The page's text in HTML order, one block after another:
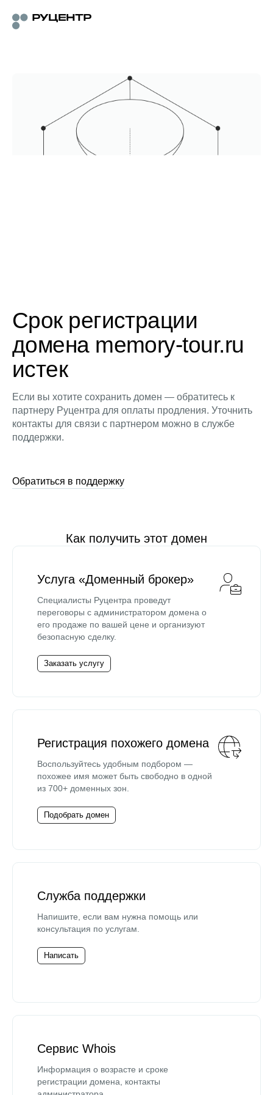
Срок регистрации
домена memory-tour.ru
истек
Если вы хотите сохранить домен — обратитесь к
партнеру Руцентра для оплаты продления. Уточнить
контакты для связи с партнером можно в службе
поддержки.
Обратиться в поддержку
Как получить этот домен
Услуга «Доменный брокер»
Специалисты Руцентра проведут
переговоры с администратором домена о
его продаже по вашей цене и организуют
безопасную сделку.
Заказать услугу
Регистрация похожего домена
Воспользуйтесь удобным подбором —
похожее имя может быть свободно в одной
из 700+ доменных зон.
Подобрать домен
Служба поддержки
Напишите, если вам нужна помощь или
консультация по услугам.
Написать
Сервис Whois
Информация о возрасте и сроке
регистрации домена, контакты